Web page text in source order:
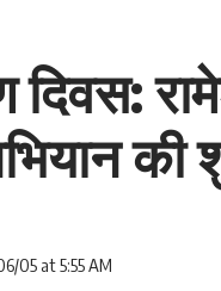
दिवस:
05 at 5:55 AM